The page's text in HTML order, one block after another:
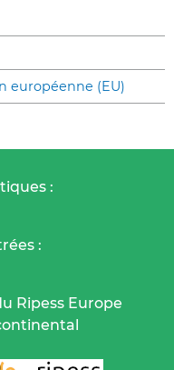
européenne (EU)
:
:
Ripess Europe